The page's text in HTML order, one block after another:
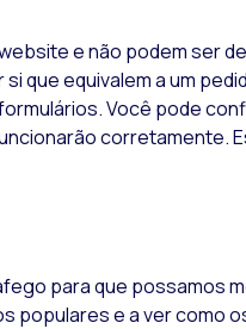
e não podem ser
que equivalem a um
Você pode
corretamente.
para que possamos
populares e a ver como